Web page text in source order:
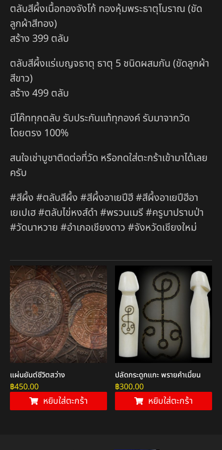
ตลับสีผึ้งเนื้อทองจังโก้ ทองหุ้มพระธาตุโบราณ (ขัด
ลูกผ้าสีทอง)
สร้าง 399 ตลับ
ตลับสีผึ้งแร่เบญจธาตุ ธาตุ 5 ชนิดผสมกัน (ขัดลูกผ้า
สีขาว)
สร้าง 499 ตลับ
มีโค๊ททุกตลับ รับประกันแท้ทุกองค์ รับมาจากวัด
โดยตรง 100%
สนใจเช่าบูชาติดต่อที่วัด หรือกดใส่ตะกร้าเข้ามาได้เลย
ครับ
#สีผึ้ง #ตลับสีผึ้ง #สีผึ้งอาเยปีฮี #สีผึ้งอาเยปีฮีอา
เยเปเฮ #ตลับไข่หงส์ดำ #พรวนเมรี #ครูบาปราบป่า
#วัดนาหวาย #อำเภอเชียงดาว #จังหวัดเชียงใหม่
แผ่นยันต์ชีวิตสว่าง
฿450.00
หยิบใส่ตะกร้า
ปลัดกระดูกแกะ พรายคำเมี้ยน
฿300.00
หยิบใส่ตะกร้า